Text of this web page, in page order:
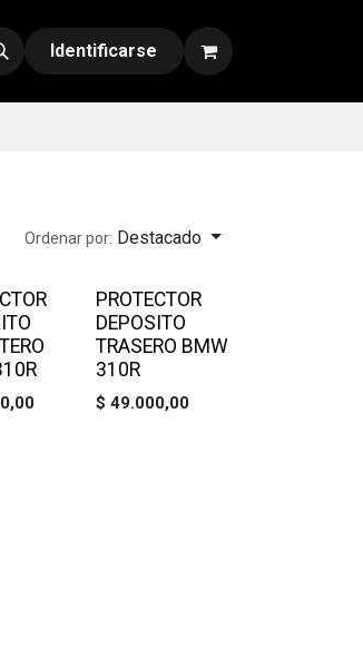
Nuestras Redes y Canales de Venta
Identificarse
Ordenar por: Destacado
PROTECTOR
DEPOSITO
TRASERO BMW
310R
$ 49.000,00